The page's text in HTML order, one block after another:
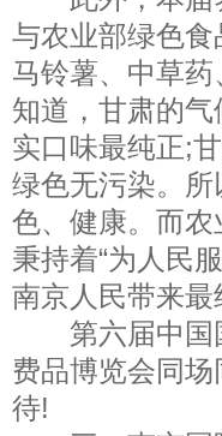
与农业部绿色
马铃薯、中草
知道，甘肃的
实口味最纯正;
绿色无污染。
色、健康。而
秉持着“为人民
南京人民带来最
第六届中国国
费品博览会同
待!